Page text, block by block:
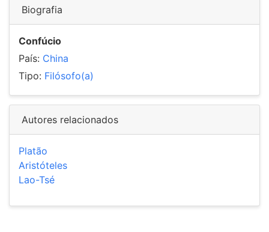
Biografia
Confúcio
País: China
Tipo: Filósofo(a)
Autores relacionados
Platão
Aristóteles
Lao-Tsé